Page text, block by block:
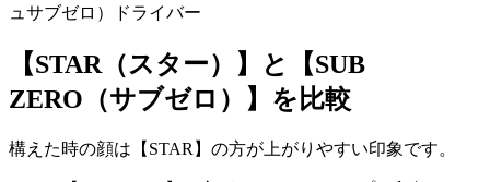
【STAR（スター）】と【SUB
ZERO（サブゼロ）】を比較
構えた時の顔は【STAR】の方が上がりやすい印象です。